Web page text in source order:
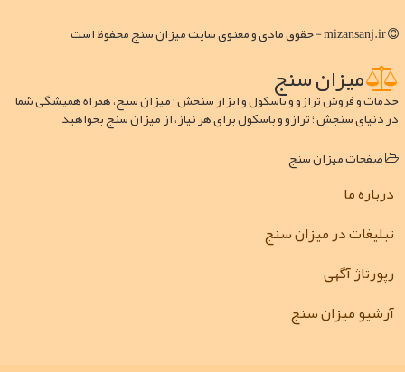
میزان سنج
خدمات و فروش ترازو و باسکول و ابزار سنجش ؛ میزان سنج، همراه همیشگی شما
در دنیای سنجش ؛ ترازو و باسکول برای هر نیاز، از میزان سنج بخواهید
صفحات میزان سنج
درباره ما
تبلیغات در میزان سنج
رپورتاژ آگهی
آرشیو میزان سنج